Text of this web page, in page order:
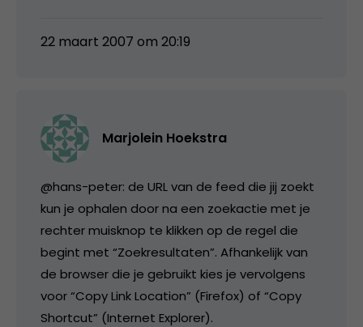
22 maart 2007 om 20:19
Marjolein Hoekstra
@hans-peter: de URL van de feed die jij zoekt
kun je ophalen door na een zoekactie met je
rechter muisknop te klikken op de regel die
begint met “Zoekresultaten”. Afhankelijk van
de browser die je gebruikt kies je vervolgens
voor “Copy Link Location” (Firefox) of “Copy
Shortcut” (Internet Explorer).